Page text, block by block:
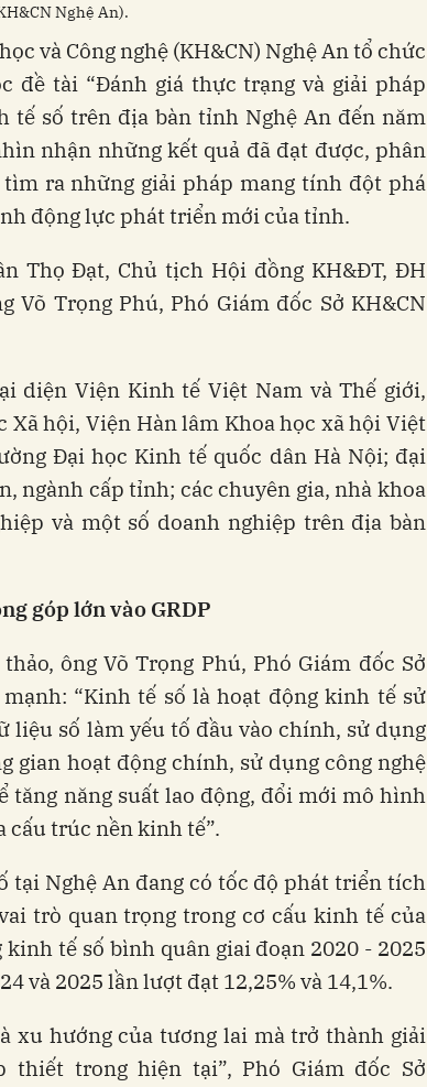
Nghệ An).
và Công nghệ (KH&CN) Nghệ An tổ chức
đề tài “Đánh giá thực trạng và giải pháp
tế số trên địa bàn tỉnh Nghệ An đến năm
nhận những kết quả đã đạt được, phân
ra những giải pháp mang tính đột phá
động lực phát triển mới của tỉnh.
Thọ Đạt, Chủ tịch Hội đồng KH&ĐT, ĐH
Võ Trọng Phú, Phó Giám đốc Sở KH&CN
diện Viện Kinh tế Việt Nam và Thế giới,
Xã hội, Viện Hàn lâm Khoa học xã hội Việt
Đại học Kinh tế quốc dân Hà Nội; đại
ngành cấp tỉnh; các chuyên gia, nhà khoa
và một số doanh nghiệp trên địa bàn
góp lớn vào GRDP
ông Võ Trọng Phú, Phó Giám đốc Sở
“Kinh tế số là hoạt động kinh tế sử
liệu số làm yếu tố đầu vào chính, sử dụng
gian hoạt động chính, sử dụng công nghệ
tăng năng suất lao động, đổi mới mô hình
cấu trúc nền kinh tế”.
tại Nghệ An đang có tốc độ phát triển tích
trò quan trọng trong cơ cấu kinh tế của
tế số bình quân giai đoạn 2020 - 2025
và 2025 lần lượt đạt 12,25% và 14,1%.
xu hướng của tương lai mà trở thành giải
thiết trong hiện tại”, Phó Giám đốc Sở